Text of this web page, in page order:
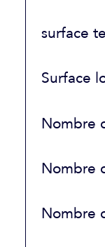
surface
Surface
Nombre
Nombre
Nombre